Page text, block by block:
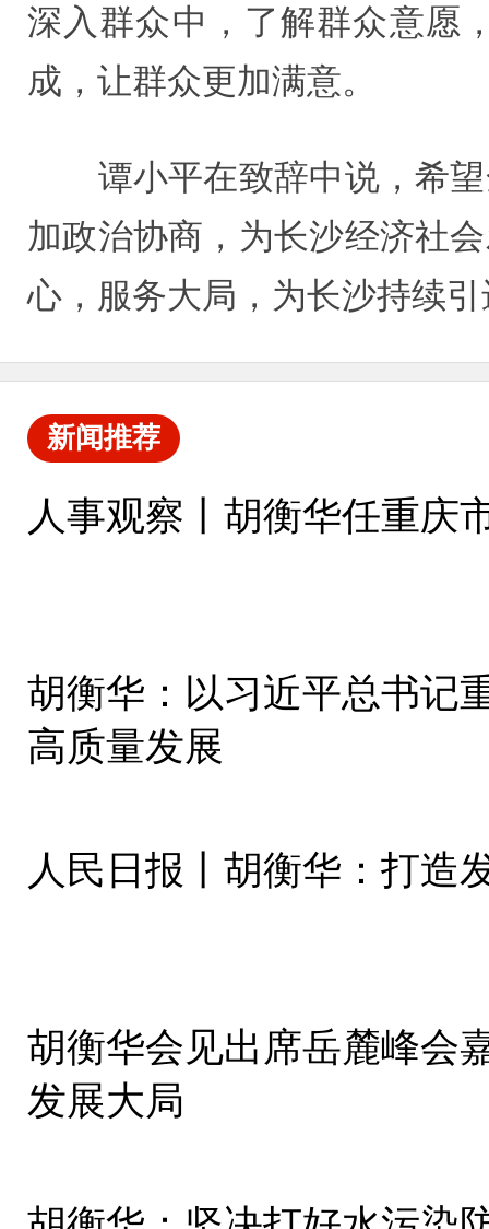
深入群众中，了解群众意愿
成，让群众更加满意。
谭小平在致辞中说，希望
加政治协商，为长沙经济社
心，服务大局，为长沙持续
新闻推荐
人事观察丨胡衡华任重庆
胡衡华：以习近平总书记
高质量发展
人民日报丨胡衡华：打造
胡衡华会见出席岳麓峰会嘉宾代表 共商
发展大局